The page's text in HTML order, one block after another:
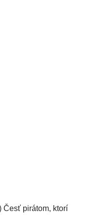
Česť pirátom, ktorí